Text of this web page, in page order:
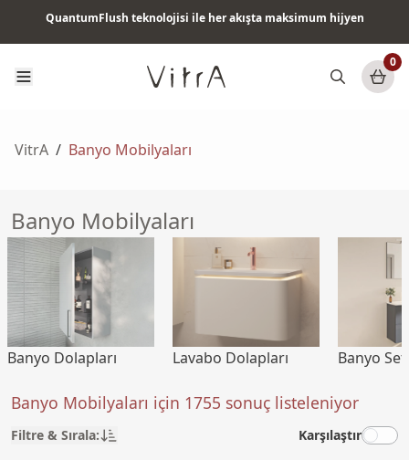
QuantumFlush teknolojisi ile her akışta maksimum hijyen
0
VitrA / Banyo Mobilyaları
Banyo Mobilyaları
Banyo Dolapları Lavabo Dolapları Banyo
Banyo Mobilyaları için 1755 sonuç listeleniyor
Filtre & Sırala: Karşılaştır